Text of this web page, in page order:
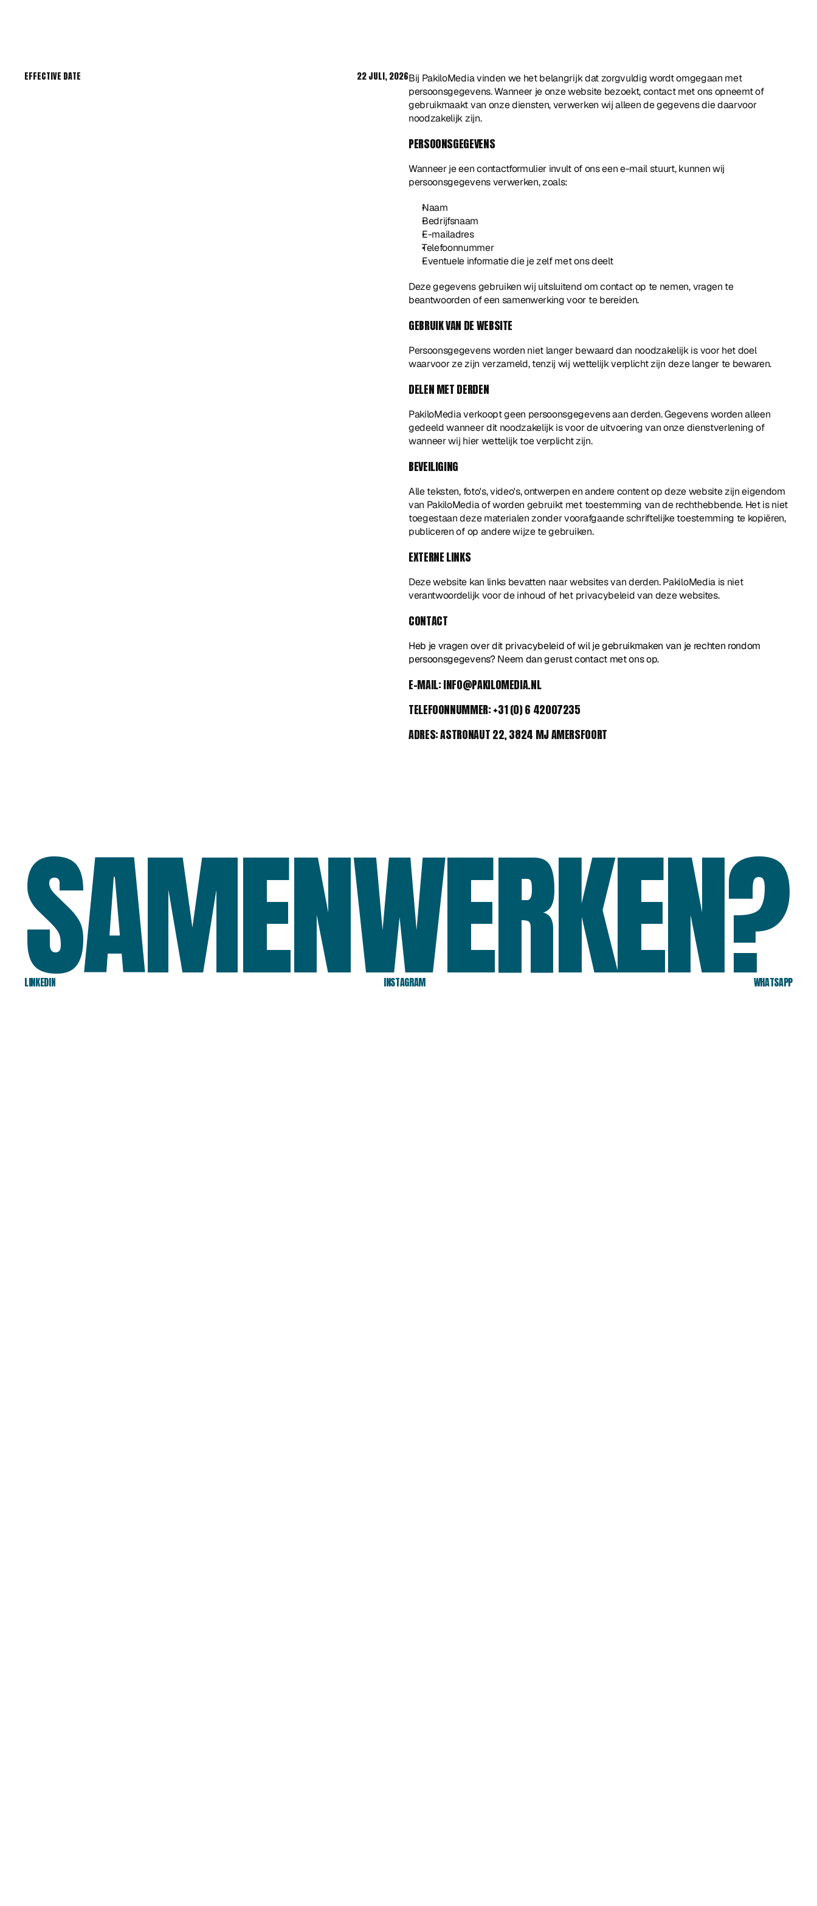
EFFECTIVE DATE 22 JULI, 2026Bij PakiloMedia vinden we het belangrijk dat zorgvuldig wordt omgegaan met
persoonsgegevens. Wanneer je onze website bezoekt, contact met ons opneemt of
gebruikmaakt van onze diensten, verwerken wij alleen de gegevens die daarvoor
noodzakelijk zijn.
PERSOONSGEGEVENS
Wanneer je een contactformulier invult of ons een e-mail stuurt, kunnen wij
persoonsgegevens verwerken, zoals:
Naam
Bedrijfsnaam
E-mailadres
Telefoonnummer
Eventuele informatie die je zelf met ons deelt
Deze gegevens gebruiken wij uitsluitend om contact op te nemen, vragen te
beantwoorden of een samenwerking voor te bereiden.
GEBRUIK VAN DE WEBSITE
Persoonsgegevens worden niet langer bewaard dan noodzakelijk is voor het doel
waarvoor ze zijn verzameld, tenzij wij wettelijk verplicht zijn deze langer te bewaren.
DELEN MET DERDEN
PakiloMedia verkoopt geen persoonsgegevens aan derden. Gegevens worden alleen
gedeeld wanneer dit noodzakelijk is voor de uitvoering van onze dienstverlening of
wanneer wij hier wettelijk toe verplicht zijn.
BEVEILIGING
Alle teksten, foto's, video's, ontwerpen en andere content op deze website zijn eigendom
van PakiloMedia of worden gebruikt met toestemming van de rechthebbende. Het is niet
toegestaan deze materialen zonder voorafgaande schriftelijke toestemming te kopiëren,
publiceren of op andere wijze te gebruiken.
EXTERNE LINKS
Deze website kan links bevatten naar websites van derden. PakiloMedia is niet
verantwoordelijk voor de inhoud of het privacybeleid van deze websites.
CONTACT
Heb je vragen over dit privacybeleid of wil je gebruikmaken van je rechten rondom
persoonsgegevens? Neem dan gerust contact met ons op.
E-MAIL: INFO@PAKILOMEDIA.NL
TELEFOONNUMMER: +31 (0) 6 42007235
ADRES: ASTRONAUT 22, 3824 MJ AMERSFOORT
SAMENWERKEN?
LINKEDIN INSTAGRAM WHATSAPP